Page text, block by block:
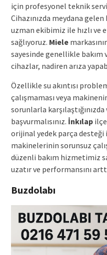
için profesyonel teknik
Cihazınızda meydana
uzman ekibimiz ile hızlı ve
sağlıyoruz. Miele
sayesinde genellikle
cihazlar, nadiren arıza
Özellikle su akıntısı
çalışmaması veya
sorunlarla
başvurmalısınız. İnkılap
orijinal yedek parça desteği
makinelerinin sorunsuz
düzenli bakım hizmetimiz
uzatır ve performansını
Buzdolabı